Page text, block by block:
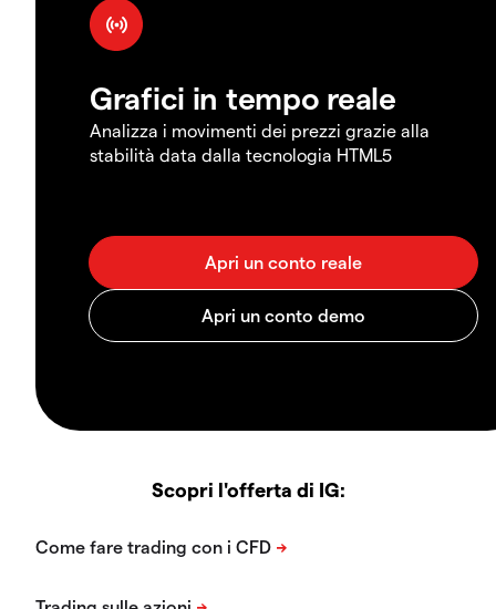
Grafici in tempo reale
Analizza i movimenti dei prezzi grazie alla
stabilità data dalla tecnologia HTML5
Scopri l'offerta di IG: